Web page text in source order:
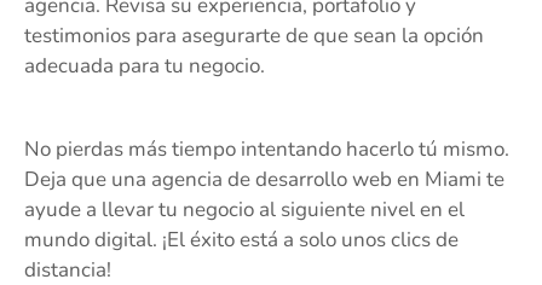
testimonios para asegurarte de que sean la opción
adecuada para tu negocio.
No pierdas más tiempo intentando hacerlo tú mismo.
Deja que una agencia de desarrollo web en Miami te
ayude a llevar tu negocio al siguiente nivel en el
mundo digital. ¡El éxito está a solo unos clics de
distancia!